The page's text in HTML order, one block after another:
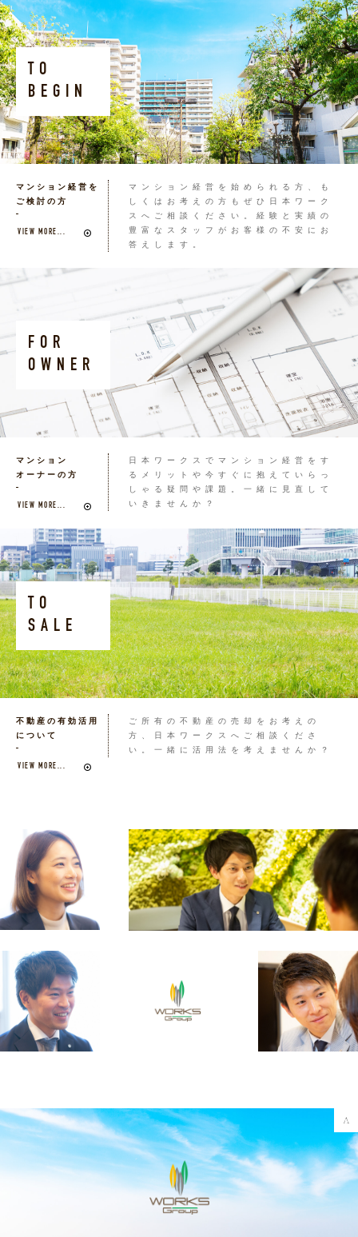
TO
BEGIN
マンション経営を
ご検討の方
VIEW MORE...
マンション経営を始められる方、も
しくはお考えの方もぜひ日本ワーク
スへご相談ください。経験と実績の
豊富なスタッフがお客様の不安にお
答えします。
FOR
OWNER
マンション
オーナーの方
VIEW MORE...
日本ワークスでマンション経営をす
るメリットや今すぐに抱えていらっ
しゃる疑問や課題。一緒に見直して
いきませんか？
TO
SALE
不動産の有効活用
について
VIEW MORE...
ご所有の不動産の売却をお考えの
方、日本ワークスへご相談くださ
い。一緒に活用法を考えませんか？